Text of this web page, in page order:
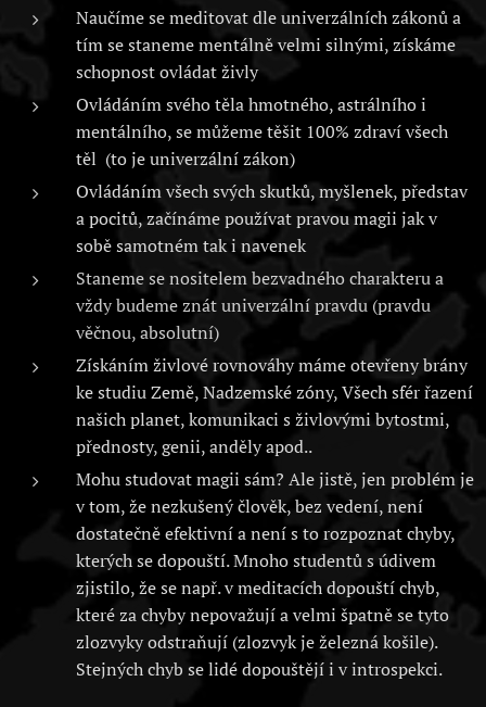
Naučíme se meditovat dle univerzálních zákonů a
tím se staneme mentálně velmi silnými, získáme
schopnost ovládat živly
Ovládáním svého těla hmotného, astrálního i
mentálního, se můžeme těšit 100% zdraví všech
těl (to je univerzální zákon)
Ovládáním všech svých skutků, myšlenek, představ
a pocitů, začínáme používat pravou magii jak v
sobě samotném tak i navenek
Staneme se nositelem bezvadného charakteru a
vždy budeme znát univerzální pravdu (pravdu
věčnou, absolutní)
Získáním živlové rovnováhy máme otevřeny brány
ke studiu Země, Nadzemské zóny, Všech sfér řazení
našich planet, komunikaci s živlovými bytostmi,
přednosty, genii, anděly apod..
Mohu studovat magii sám? Ale jistě, jen problém je
v tom, že nezkušený člověk, bez vedení, není
dostatečně efektivní a není s to rozpoznat chyby,
kterých se dopouští. Mnoho studentů s údivem
zjistilo, že se např. v meditacích dopouští chyb,
které za chyby nepovažují a velmi špatně se tyto
zlozvyky odstraňují (zlozvyk je železná košile).
Stejných chyb se lidé dopouštějí i v introspekci.